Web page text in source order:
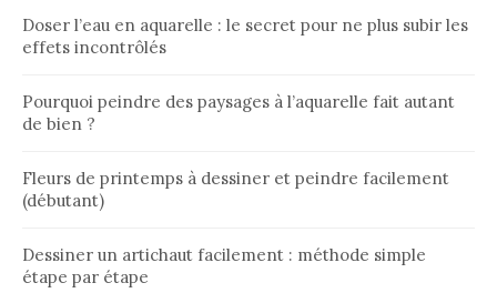
Doser l’eau en aquarelle : le secret pour ne plus subir les
effets incontrôlés
Pourquoi peindre des paysages à l’aquarelle fait autant
de bien ?
Fleurs de printemps à dessiner et peindre facilement
(débutant)
Dessiner un artichaut facilement : méthode simple
étape par étape